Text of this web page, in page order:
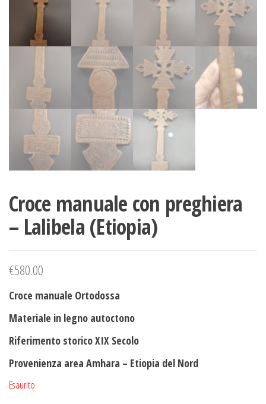
Croce manuale con preghiera
– Lalibela (Etiopia)
€580.00
Croce manuale Ortodossa
Materiale in legno autoctono
Riferimento storico XIX Secolo
Provenienza area Amhara – Etiopia del Nord
Esaurito